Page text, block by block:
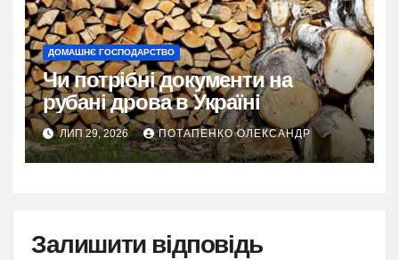
ДОМАШНЄ ГОСПОДАРСТВО
Чи потрібні документи на
рубані дрова в Україні
ЛИП 29, 2026 ПОТАПЕНКО ОЛЕКСАНДР
Залишити відповідь